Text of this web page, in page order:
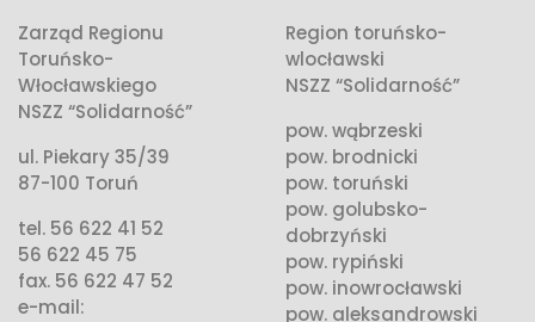
Zarząd Regionu
Toruńsko-
Włocławskiego
NSZZ “Solidarność”
ul. Piekary 35/39
87-100 Toruń
tel. 56 622 41 52
56 622 45 75
fax. 56 622 47 52
e-mail:
Region toruńsko-
wlocławski
NSZZ “Solidarność”
pow. wąbrzeski
pow. brodnicki
pow. toruński
pow. golubsko-
dobrzyński
pow. rypiński
pow. inowrocławski
pow. aleksandrowski